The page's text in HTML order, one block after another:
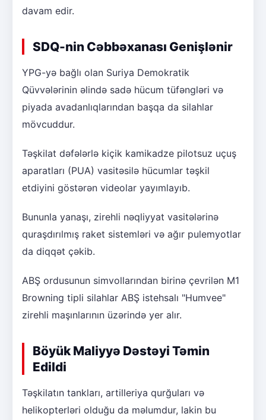
davam edir.
SDQ-nin Cəbbəxanası Genişlənir
YPG-yə bağlı olan Suriya Demokratik
Qüvvələrinin əlində sadə hücum tüfəngləri və
piyada avadanlıqlarından başqa da silahlar
mövcuddur.
Təşkilat dəfələrlə kiçik kamikadze pilotsuz uçuş
aparatları (PUA) vasitəsilə hücumlar təşkil
etdiyini göstərən videolar yayımlayıb.
Bununla yanaşı, zirehli nəqliyyat vasitələrinə
quraşdırılmış raket sistemləri və ağır pulemyotlar
da diqqət çəkib.
ABŞ ordusunun simvollarından birinə çevrilən M1
Browning tipli silahlar ABŞ istehsalı "Humvee"
zirehli maşınlarının üzərində yer alır.
Böyük Maliyyə Dəstəyi Təmin
Edildi
Təşkilatın tankları, artilleriya qurğuları və
helikopterləri olduğu da məlumdur, lakin bu